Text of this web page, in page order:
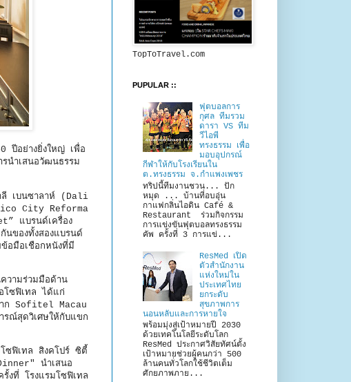
ปีอย่างยิ่งใหญ่ เพื่อ
นำเสนอวัฒนธรรม
ลี เบนซาลาห์ (Dali
City Reforma
แบรนด์เครื่อง
นของทั้งสองแบรนด์
อมือเชือกหนังที่มี
วามร่วมมือด้าน
โซฟิเทล ได้แก่
ก Sofitel Macau
สุดวิเศษให้กับแขก
ซฟิเทล สิงคโปร์ ซิตี้
นำเสนอ
งที่ โรงแรมโซฟิเทล
TopToTravel.com
PUPULAR ::
ฟุตบอลการ
กุศล ทีมรวม
ดารา VS ทีม
วีไอพี
ทรงธรรม เพื่อ
มอบอุปกรณ์
กีฬาให้กับโรงเรียนใน
ต.ทรงธรรม จ.กำแพงเพชร
ทริปนี้ทีมงานชวน... ปัก
หมุด ... บ้านที่อบอุ่น
กาแฟกลิ่นไอดิน Café &
Restaurant ร่วมกิจกรรม
การแข่งขันฟุตบอลทรงธรรม
คัพ ครั้งที่ 3 การแข่...
ResMed เปิด
ตัวสำนักงาน
แห่งใหม่ใน
ประเทศไทย
ยกระดับ
สุขภาพการ
นอนหลับและการหายใจ
พร้อมมุ่งสู่เป้าหมายปี 2030
ด้วยเทคโนโลยีระดับโลก
ResMed ประกาศวิสัยทัศน์ตั้ง
เป้าหมายช่วยผู้คนกว่า 500
ล้านคนทั่วโลกใช้ชีวิตเต็ม
ศักยภาพภาย...